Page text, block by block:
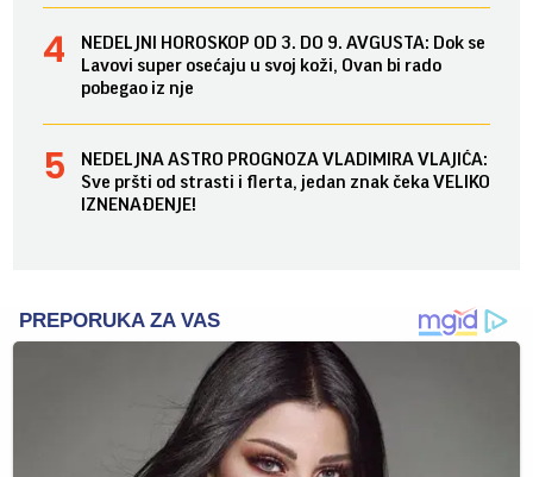
NEDELJNI HOROSKOP OD 3. DO 9. AVGUSTA: Dok se
Lavovi super osećaju u svoj koži, Ovan bi rado
pobegao iz nje
NEDELJNA ASTRO PROGNOZA VLADIMIRA VLAJIĆA:
Sve pršti od strasti i flerta, jedan znak čeka VELIKO
IZNENAĐENJE!